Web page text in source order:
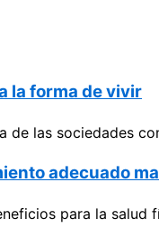
la forma de vivir
las sociedades
adecuado
para la